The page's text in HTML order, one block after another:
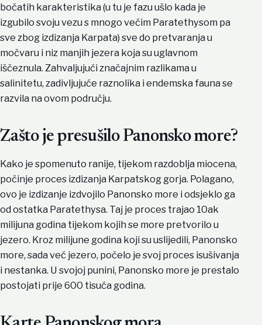
bočatih karakteristika (u tu je fazu ušlo kada je
izgubilo svoju vezu s mnogo većim Paratethysom pa
sve zbog izdizanja Karpata) sve do pretvaranja u
močvaru i niz manjih jezera koja su uglavnom
iščeznula. Zahvaljujući značajnim razlikama u
salinitetu, zadivljujuće raznolika i endemska fauna se
razvila na ovom području.
Zašto je presušilo Panonsko more?
Kako je spomenuto ranije, tijekom razdoblja miocena,
počinje proces izdizanja Karpatskog gorja. Polagano,
ovo je izdizanje izdvojilo Panonsko more i odsjeklo ga
od ostatka Paratethysa. Taj je proces trajao 10ak
milijuna godina tijekom kojih se more pretvorilo u
jezero. Kroz milijune godina koji su uslijedili, Panonsko
more, sada već jezero, počelo je svoj proces isušivanja
i nestanka. U svojoj punini, Panonsko more je prestalo
postojati prije 600 tisuća godina.